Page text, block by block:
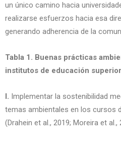
un único camino hacia
realizarse esfuerzos hacia esa
generando adherencia de la
Tabla 1. Buenas prácticas
institutos de educación superior
I. Implementar la sostenibilidad
temas ambientales en los cursos
(Drahein et al., 2019; Moreira et al.,